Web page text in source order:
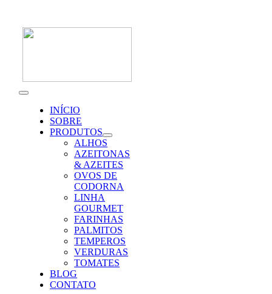
content
Toggle
NavigationINÍCIO
SOBRE
PRODUTOS
ALHOS
AZEITONAS
& AZEITES
OVOS DE
CODORNA
LINHA
GOURMET
FARINHAS
PALMITOS
TEMPEROS
VERDURAS
TOMATES
BLOG
CONTATO